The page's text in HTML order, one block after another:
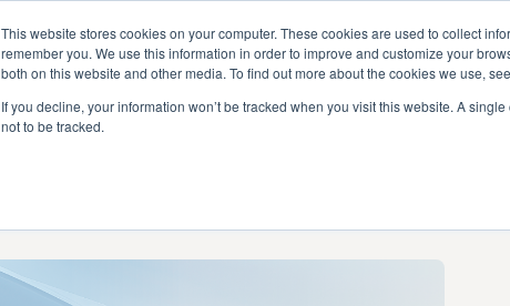
This website stores cookies on your computer. These cookies are used to collect
remember you. We use this information in order to improve and customize your
both on this website and other media. To find out more about the cookies we use,
If you decline, your information won’t be tracked when you visit this website. A
not to be tracked.
Equipos odontológicosImagingEsterilizaciónSoftware